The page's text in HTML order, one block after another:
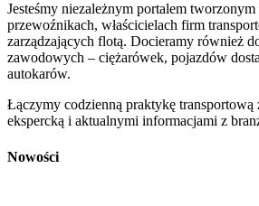
Jesteśmy niezależnym portalem
przewoźnikach, właścicielach firm
zarządzających flotą. Docieramy również
zawodowych – ciężarówek, pojazdów
autokarów.
Łączymy codzienną praktykę transportową
ekspercką i aktualnymi informacjami z
Nowości